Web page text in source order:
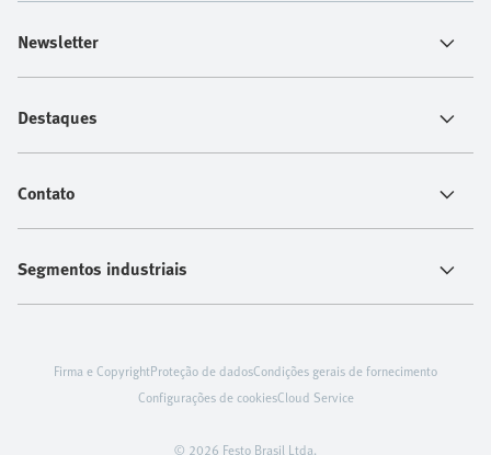
Newsletter
Destaques
Contato
Segmentos industriais
© 2026 Festo Brasil Ltda.
Firma e CopyrightProteção de dadosCondições gerais de fornecimento
Configurações de cookiesCloud Service